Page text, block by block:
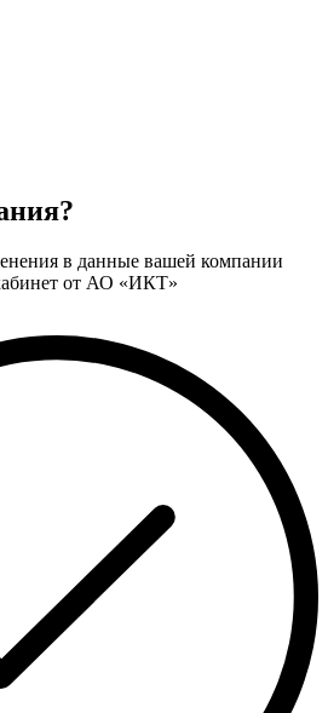
в данные вашей компании
от АО «ИКТ»